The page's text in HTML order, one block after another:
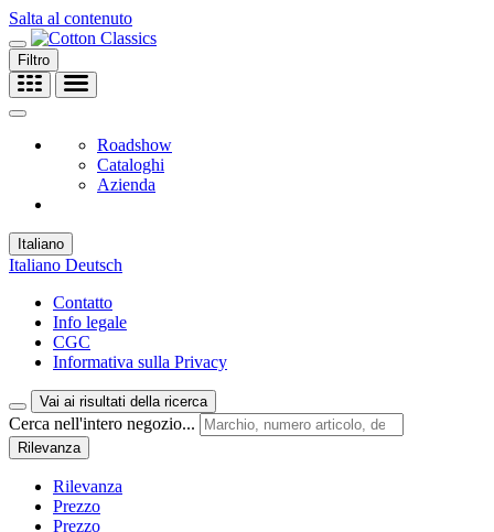
Salta al contenuto
Filtro
Roadshow
Cataloghi
Azienda
Italiano
Italiano Deutsch
Contatto
Info legale
CGC
Informativa sulla Privacy
Vai ai risultati della ricerca
Cerca nell'intero negozio...
Rilevanza
Rilevanza
Prezzo
Prezzo